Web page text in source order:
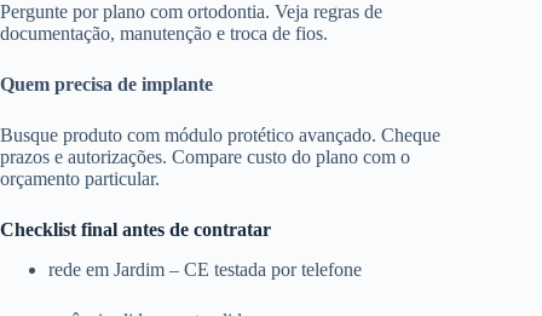
Pergunte por plano com ortodontia. Veja regras de
documentação, manutenção e troca de fios.
Quem precisa de implante
Busque produto com módulo protético avançado. Cheque
prazos e autorizações. Compare custo do plano com o
orçamento particular.
Checklist final antes de contratar
rede em Jardim – CE testada por telefone